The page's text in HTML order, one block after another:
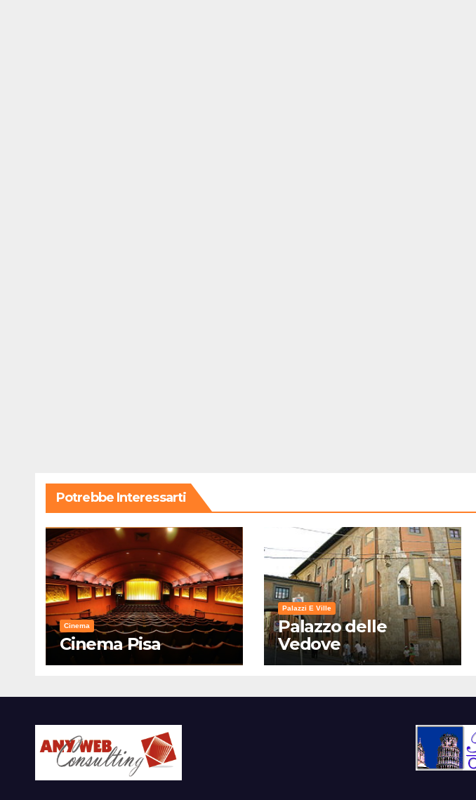
Potrebbe Interessarti
Cinema
Cinema Pisa
Palazzi E Ville
Palazzo delle
Vedove